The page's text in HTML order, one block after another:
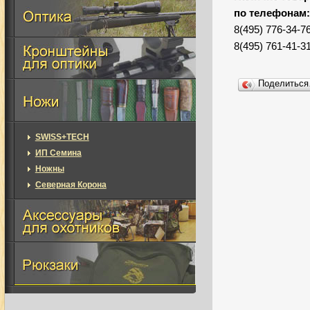
по телефонам:
8(495) 776-34-
8(495) 761-41-
SWISS+TECH
ИП Семина
Ножны
Северная Корона